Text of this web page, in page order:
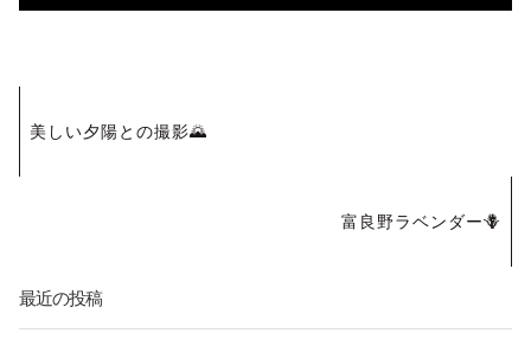
投
稿
ゲ
美しい夕陽との撮影🌄
富良野ラベンダー🪻
最近の投稿